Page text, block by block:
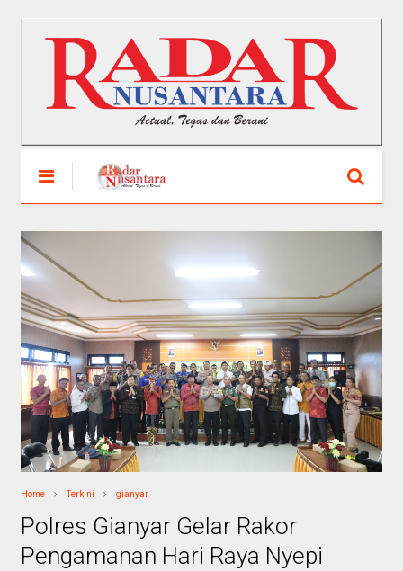
Home Terkini gianyar
Polres Gianyar Gelar Rakor
Pengamanan Hari Raya Nyepi